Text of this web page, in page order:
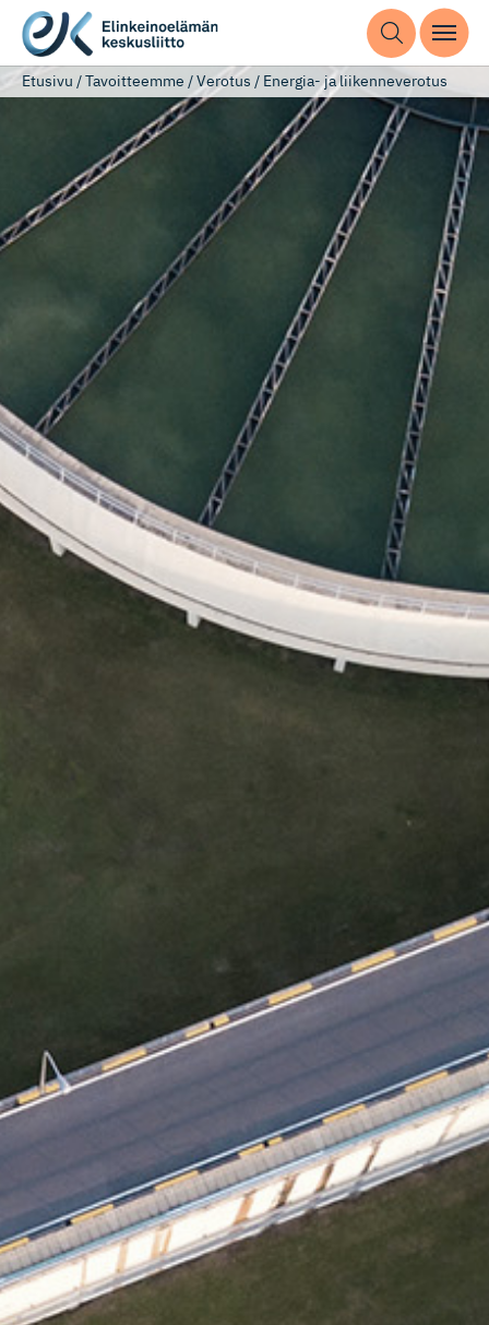
Etusivu /Tavoitteemme /Verotus / Energia- ja liikenneverotus